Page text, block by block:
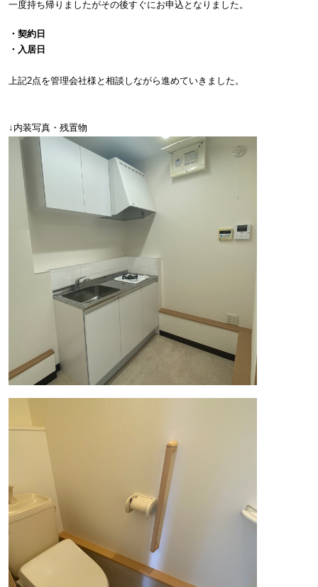
一度持ち帰りましたがその後すぐにお申込となりました。
・契約日
・入居日
上記2点を管理会社様と相談しながら進めていきました。
↓内装写真・残置物